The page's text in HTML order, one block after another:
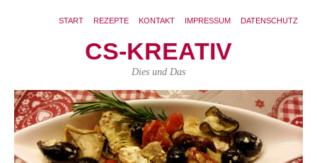
START REZEPTE KONTAKT IMPRESSUM DATENSCHUTZ
CS-KREATIV
Dies und Das